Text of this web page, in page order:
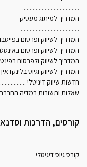
......................................
המדריך למיתוג מעסיק
.......................................
המדריך לשיווק ופרסום
המדריך לשיווק ופרסום
המדריך לשיווק ולפרסום
המדריך לשיווק וגיוס בלינקדאין
חדשות שיווק דיגיטלי
שאלות ותשובות במדיה
קורסים, הדרכות וסדנאות 052-
קורס גיוס דיגיטלי